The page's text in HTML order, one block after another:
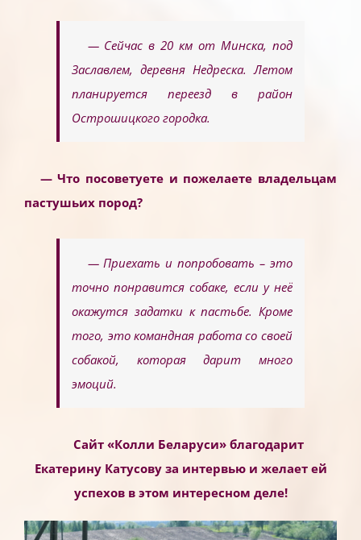
— Сейчас в 20 км от Минска, под
Заславлем, деревня Недреска. Летом
планируется переезд в район
Острошицкого городка.
— Что посоветуете и пожелаете владельцам
пастушьих пород?
— Приехать и попробовать – это
точно понравится собаке, если у неё
окажутся задатки к пастьбе. Кроме
того, это командная работа со своей
собакой, которая дарит много
эмоций.
Сайт «Колли Беларуси» благодарит
Екатерину Катусову за интервью и желает ей
успехов в этом интересном деле!